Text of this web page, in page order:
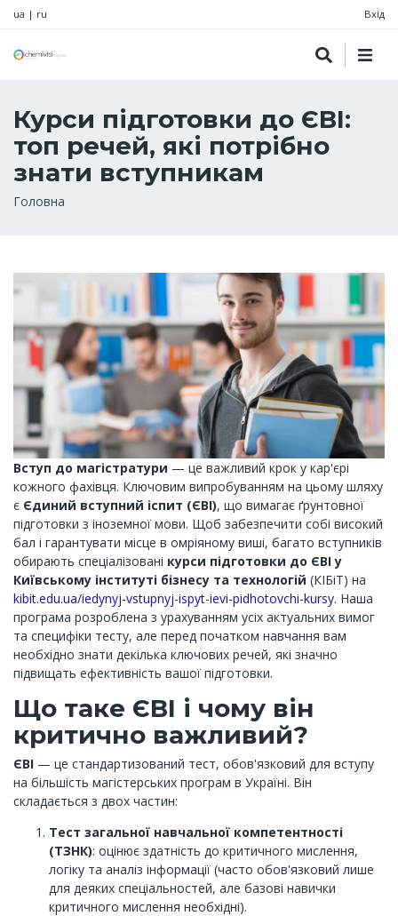
ua | ru Вхід
Курси підготовки до ЄВІ:
топ речей, які потрібно
знати вступникам
Рядок
Головна
Вступ до магістратури — це важливий крок у кар'єрі
кожного фахівця. Ключовим випробуванням на цьому шляху
є Єдиний вступний іспит (ЄВІ), що вимагає ґрунтовної
підготовки з іноземної мови. Щоб забезпечити собі високий
бал і гарантувати місце в омріяному виші, багато вступників
обирають спеціалізовані курси підготовки до ЄВІ у
Київському інституті бізнесу та технологій (КІБіТ) на
kibit.edu.ua/iedynyj-vstupnyj-ispyt-ievi-pidhotovchi-kursy. Наша
програма розроблена з урахуванням усіх актуальних вимог
та специфіки тесту, але перед початком навчання вам
необхідно знати декілька ключових речей, які значно
підвищать ефективність вашої підготовки.
Що таке ЄВІ і чому він
критично важливий?
ЄВІ — це стандартизований тест, обов'язковий для вступу
на більшість магістерських програм в Україні. Він
складається з двох частин:
Тест загальної навчальної компетентності
(ТЗНК): оцінює здатність до критичного мислення,
логіку та аналіз інформації (часто обов'язковий лише
для деяких спеціальностей, але базові навички
критичного мислення необхідні).